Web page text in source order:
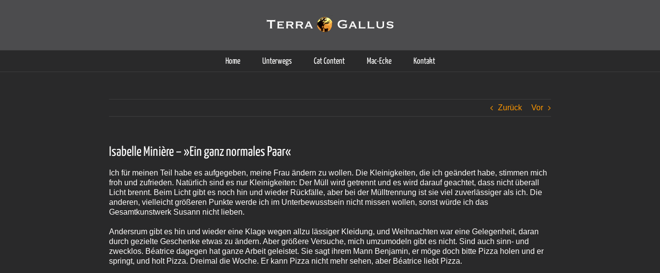
Home Unterwegs Cat Content Mac-Ecke Kontakt
Zurück Vor
Isabelle Minière – »Ein ganz normales Paar«
Ich für meinen Teil habe es aufgegeben, meine Frau ändern zu wollen. Die Kleinigkeiten, die ich geändert habe, stimmen mich
froh und zufrieden. Natürlich sind es nur Kleinigkeiten: Der Müll wird getrennt und es wird darauf geachtet, dass nicht überall
Licht brennt. Beim Licht gibt es noch hin und wieder Rückfälle, aber bei der Mülltrennung ist sie viel zuverlässiger als ich. Die
anderen, vielleicht größeren Punkte werde ich im Unterbewusstsein nicht missen wollen, sonst würde ich das
Gesamtkunstwerk Susann nicht lieben.
Andersrum gibt es hin und wieder eine Klage wegen allzu lässiger Kleidung, und Weihnachten war eine Gelegenheit, daran
durch gezielte Geschenke etwas zu ändern. Aber größere Versuche, mich umzumodeln gibt es nicht. Sind auch sinn- und
zwecklos. Béatrice dagegen hat ganze Arbeit geleistet. Sie sagt ihrem Mann Benjamin, er möge doch bitte Pizza holen und er
springt, und holt Pizza. Dreimal die Woche. Er kann Pizza nicht mehr sehen, aber Béatrice liebt Pizza.
Cookies helfen auf auf dieser Seite bei der Bereitstellung der Dienste. Durch die Nutzung dieser Webseite erklären Sie sich damit einverstanden, dass Cookies gesetzt werden.
Weitere Informationen